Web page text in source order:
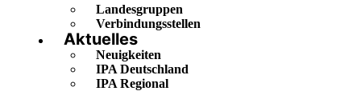
Landesgruppen
Verbindungsstellen
Aktuelles
Neuigkeiten
IPA Deutschland
IPA Regional